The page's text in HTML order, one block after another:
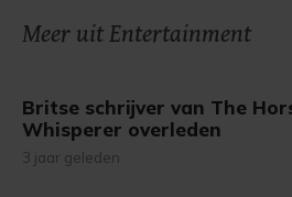
Meer uit Entertainment
Britse schrijver van The
Whisperer overleden
3 jaar geleden